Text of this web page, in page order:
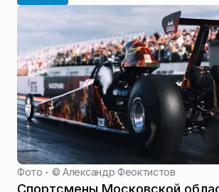
Фото - ©Александр Феоктистов
Спортсмены Московской